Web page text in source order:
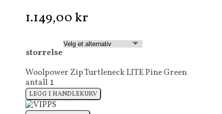
1.149,00kr
storrelse
Woolpower Zip Turtleneck LITE Pine Green
antall
LEGG I HANDLEKURV